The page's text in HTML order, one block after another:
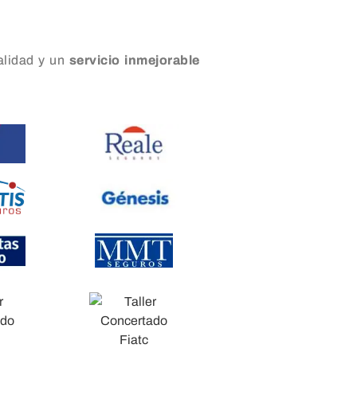
y un servicio inmejorable